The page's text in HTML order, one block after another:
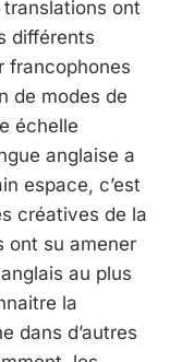
ont
différents
francophones
de modes de
échelle
anglaise a
espace, c’est
créatives de la
ont su amener
au plus
la
dans d’autres